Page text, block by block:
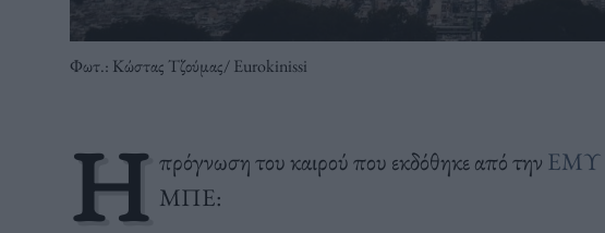
Φωτ.: Κώστας Τζούμας/ Eurokinissi
Η πρόγνωση του καιρού που εκδόθηκε από την ΕΜΥ
ΜΠΕ: